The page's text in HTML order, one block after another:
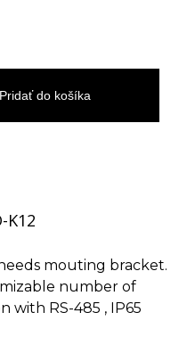
Pridať do košíka
K12
mouting bracket.
number of
with RS-485 , IP65